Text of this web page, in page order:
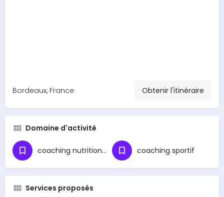
Bordeaux, France Obtenir l'itinéraire
Domaine d'activité
coaching nutritionnel coaching sportif
Services proposés